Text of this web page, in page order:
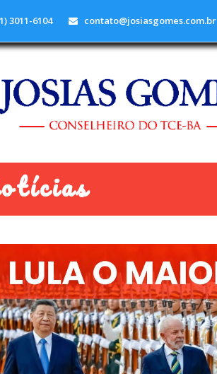
3011-6104 contato@josiasgomes.com.br